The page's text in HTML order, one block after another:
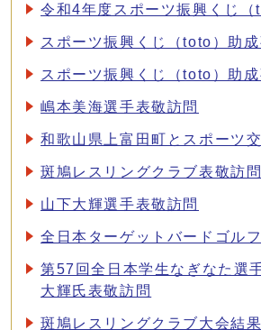
令和4年度スポーツ振興くじ（
スポーツ振興くじ（toto）助成
スポーツ振興くじ（toto）助成
嶋本美海選手表敬訪問
和歌山県上富田町とスポーツ
斑鳩レスリングクラブ表敬訪問
山下大輝選手表敬訪問
全日本ターゲットバードゴル
第57回全日本学生なぎなた選
大輝氏表敬訪問
斑鳩レスリングクラブ大会結